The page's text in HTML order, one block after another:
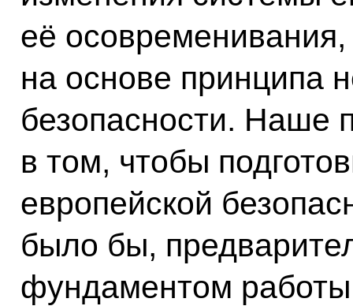
её
на основе принципа
безопасности. Наше
в том, чтобы
европейской
было бы,
фундаментом